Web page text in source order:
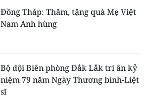
Đồng Tháp: Thăm, tặng quà Mẹ Việt
Nam Anh hùng
Bộ đội Biên phòng Đắk Lắk tri ân kỷ
niệm 79 năm Ngày Thương binh-Liệt
sĩ